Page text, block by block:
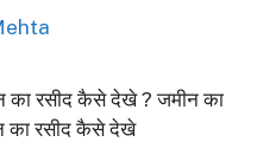
का रसीद कैसे देखे ? जमीन का
का रसीद कैसे देखे